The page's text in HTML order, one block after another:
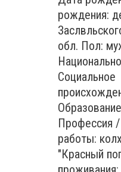
рождения:
обл. Пол:
Социальное
Профессия
работы:
"Красный